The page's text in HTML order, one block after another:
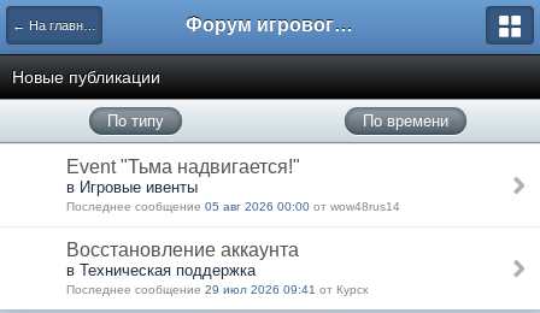
← На главную Форум игрового проекта Riverrise
Новые публикации
По типу По времени
Event "Тьма надвигается!"
в Игровые ивенты
Последнее сообщение 05 авг 2026 00:00 от wow48rus14
Восстановление аккаунта
в Техническая поддержка
Последнее сообщение 29 июл 2026 09:41 от Курск